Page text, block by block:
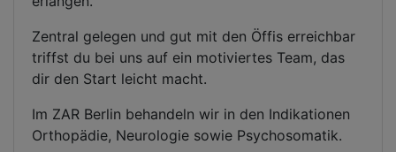
Zentral gelegen und gut mit den Öffis erreichbar
triffst du bei uns auf ein motiviertes Team, das
dir den Start leicht macht.
Im ZAR Berlin behandeln wir in den Indikationen
Orthopädie, Neurologie sowie Psychosomatik.